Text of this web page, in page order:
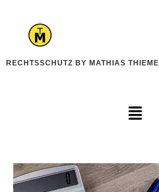
RECHTSSCHUTZ BY MATHIAS THIEME